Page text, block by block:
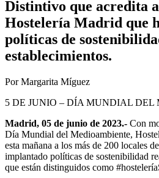
Distintivo que acredita
Hostelería Madrid que
políticas de
establecimientos.
Por Margarita Míguez
5 DE JUNIO – DÍA MUNDIAL DEL
Madrid, 05 de junio de 2023.- Con
Día Mundial del Medioambiente,
esta mañana a los más de 200 locales
implantado políticas de sostenibilidad
que están distinguidos como